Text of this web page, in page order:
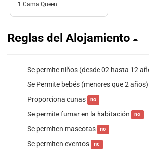
1 Cama Queen
Reglas del Alojamiento
Se permite niños (desde 02 hasta 12
Se Permite bebés (menores que 2 años)
Proporciona cunas no
Se permite fumar en la habitación no
Se permiten mascotas no
Se permiten eventos no